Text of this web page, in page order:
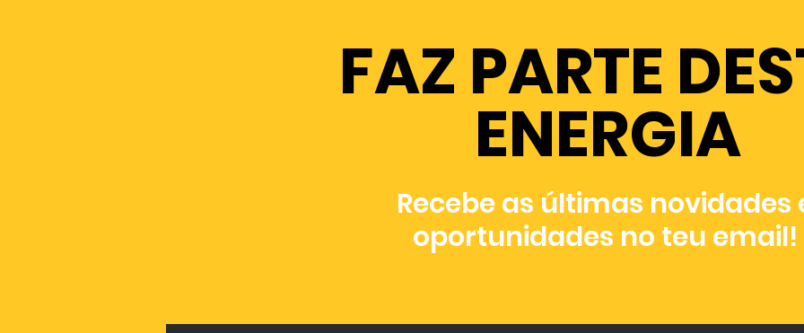
FAZ PARTE
ENERGIA
Recebe as últimas novidades
oportunidades no teu email!